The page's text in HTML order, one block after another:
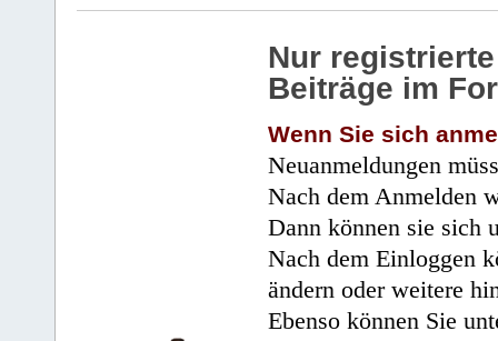
Nur
Beiträge im
Wenn Sie sich
Neuanmeldungen
Nach dem Anmelden
Dann können sie sich
Nach dem Einloggen
ändern oder weitere
Ebenso können Sie